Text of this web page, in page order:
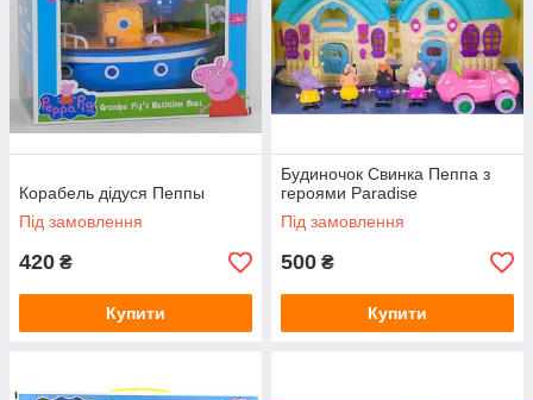
Корабель дідуся Пеппы
Під замовлення
420 ₴
Купити
Будиночок Свинка Пеппа з
героями Paradise
Під замовлення
500 ₴
Купити